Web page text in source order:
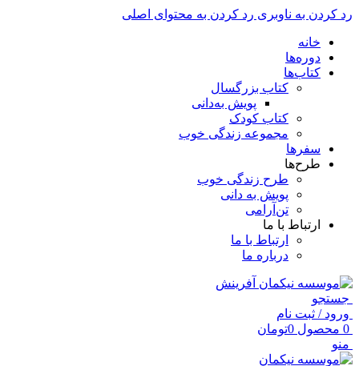
رد کردن به ناوبری رد کردن به محتوای اصلی
خانه
دوره‌ها
کتاب‌ها
کتاب بزرگسال
پویش به‌دانی
کتاب کودک
مجموعه زندگی خوب
سفرها
طرح‌ها
طرح زندگی خوب
پویش به دانی
تن‌آرامی
ارتباط با ما
ارتباط با ما
درباره ما
جستجو
ورود / ثبت نام
0 محصول 0تومان
منو